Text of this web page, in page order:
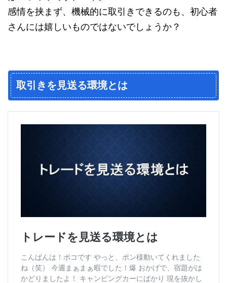
感情を挟まず、機械的に取引きできるのも、初心者
さんには嬉しいものではないでしょうか？
取引きを見送る環境とは